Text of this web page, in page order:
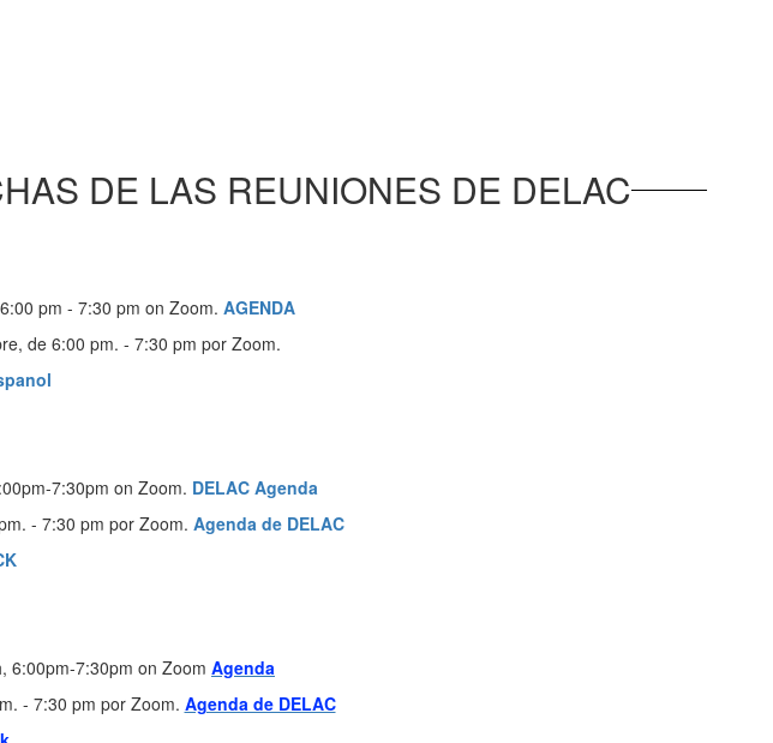
DE LAS REUNIONES DE DELAC
pm - 7:30 pm on Zoom. AGENDA
de 6:00 pm. - 7:30 pm por Zoom.
7:30pm on Zoom. DELAC Agenda
- 7:30 pm por Zoom. Agenda de DELAC
6:00pm-7:30pm on Zoom Agenda
- 7:30 pm por Zoom. Agenda de DELAC